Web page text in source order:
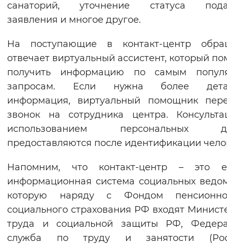
Воспроизвести Остановить
Вернуть стандартные настройки
санаторий, уточнение статуса
заявления и многое другое.
На поступающие в контакт-центр
отвечает виртуальный ассистент, который
получить информацию по самым
запросам. Если нужна более
информация, виртуальный помощник
звонок на сотрудника центра.
использованием персональных
предоставляются после идентификации
Напомним, что контакт-центр – это
информационная система социальных
которую наряду с Фондом
социального страхования РФ входят
труда и социальной защиты РФ,
служба по труду и занятости